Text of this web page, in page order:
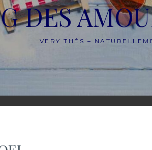
DES
VERY THÉS –